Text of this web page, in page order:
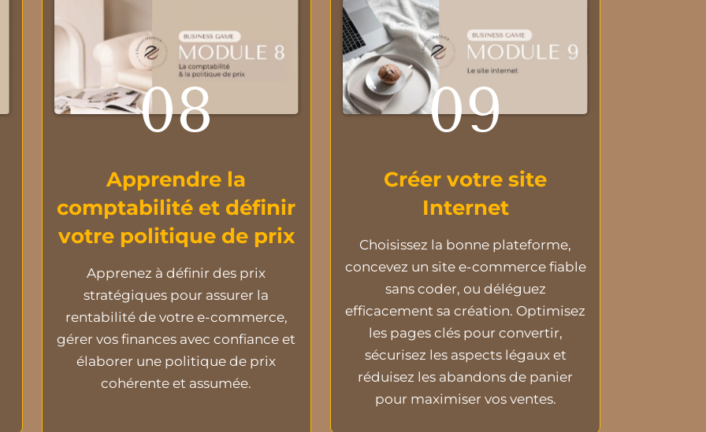
08
Apprendre la
comptabilité et définir
votre politique de prix
Apprenez à définir des prix
stratégiques pour assurer la
rentabilité de votre e-commerce,
gérer vos finances avec confiance et
élaborer une politique de prix
cohérente et assumée.
09
Créer votre site
Internet
Choisissez la bonne plateforme,
concevez un site e-commerce fiable
sans coder, ou déléguez
efficacement sa création. Optimisez
les pages clés pour convertir,
sécurisez les aspects légaux et
réduisez les abandons de panier
pour maximiser vos ventes.